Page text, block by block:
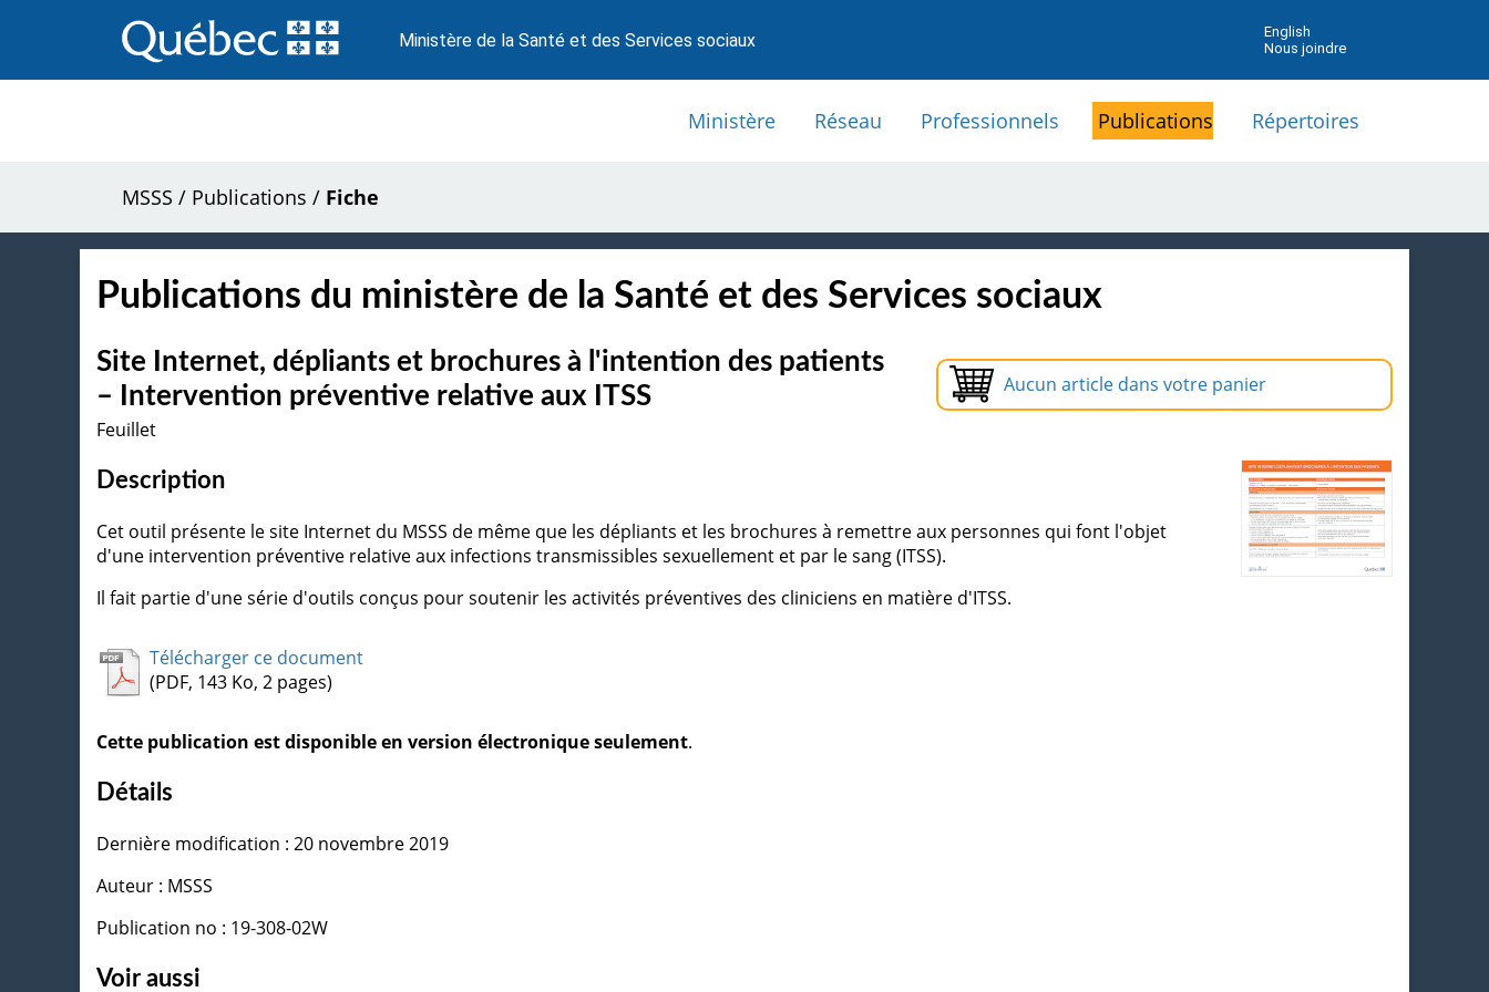
au
contenu
Ministère de la Santé et des Services sociaux
English
Nous joindre
Ministère Réseau Professionnels Publications Répertoires
MSSS / Publications / Fiche
Publications du ministère de la Santé et des Services sociaux
Aucun article dans votre panier
Site Internet, dépliants et brochures à l'intention des patients
– Intervention préventive relative aux ITSS
Feuillet
Description
Cet outil présente le site Internet du MSSS de même que les dépliants et les brochures à remettre aux personnes qui font l'objet
d'une intervention préventive relative aux infections transmissibles sexuellement et par le sang (ITSS).
Il fait partie d'une série d'outils conçus pour soutenir les activités préventives des cliniciens en matière d'ITSS.
Télécharger ce document
(PDF, 143 Ko, 2 pages)
Cette publication est disponible en version électronique seulement.
Détails
Dernière modification : 20 novembre 2019
Auteur : MSSS
Publication no : 19-308-02W
Voir aussi